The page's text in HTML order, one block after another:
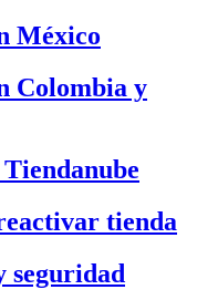
México
Colombia y
tienda
seguridad